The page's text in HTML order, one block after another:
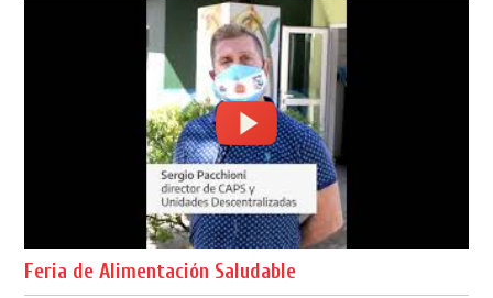
Feria de Alimentación Saludable